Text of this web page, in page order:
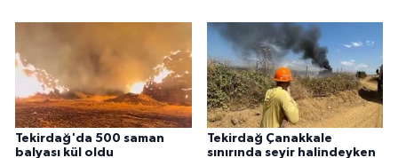
Tekirdağ'da 500 saman
balyası kül oldu
Tekirdağ Çanakkale
sınırında seyir halindeyken
YEREL
Yerel Haberler